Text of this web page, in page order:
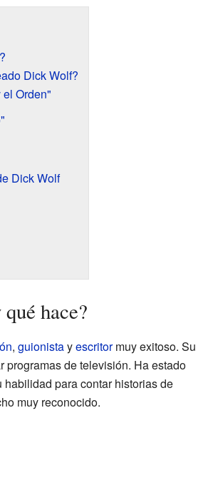
Dick Wolf?
Orden"
Dick Wolf
hace?
, guionistayescritormuy exitoso. Su
programas de televisión. Ha estado
para contar historias de
muy reconocido.